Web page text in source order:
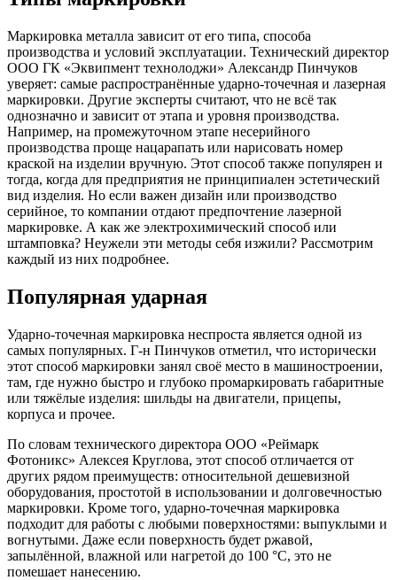
Маркировка металла зависит от его типа, способа
производства и условий эксплуатации. Технический директор
ООО ГК «Эквипмент технолоджи» Александр Пинчуков
уверяет: самые распространённые ударно-точечная и лазерная
маркировки. Другие эксперты считают, что не всё так
однозначно и зависит от этапа и уровня производства.
Например, на промежуточном этапе несерийного
производства проще нацарапать или нарисовать номер
краской на изделии вручную. Этот способ также популярен и
тогда, когда для предприятия не принципиален эстетический
вид изделия. Но если важен дизайн или производство
серийное, то компании отдают предпочтение лазерной
маркировке. А как же электрохимический способ или
штамповка? Неужели эти методы себя изжили? Рассмотрим
каждый из них подробнее.
Популярная ударная
Ударно-точечная маркировка неспроста является одной из
самых популярных. Г-н Пинчуков отметил, что исторически
этот способ маркировки занял своё место в машиностроении,
там, где нужно быстро и глубоко промаркировать габаритные
или тяжёлые изделия: шильды на двигатели, прицепы,
корпуса и прочее.
По словам технического директора ООО «Реймарк
Фотоникс» Алексея Круглова, этот способ отличается от
других рядом преимуществ: относительной дешевизной
оборудования, простотой в использовании и долговечностью
маркировки. Кроме того, ударно-точечная маркировка
подходит для работы с любыми поверхностями: выпуклыми и
вогнутыми. Даже если поверхность будет ржавой,
запылённой, влажной или нагретой до 100 °C, это не
помешает нанесению.